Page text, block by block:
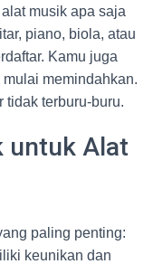
musik apa saja
piano, biola, atau
Kamu juga
memindahkan.
tidak terburu-buru.
untuk Alat
paling penting:
keunikan dan